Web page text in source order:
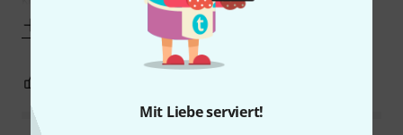
Mit Liebe serviert!